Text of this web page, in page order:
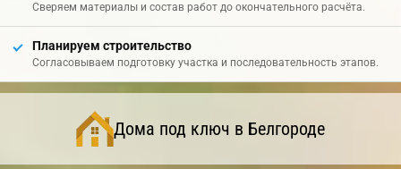
Сверяем материалы и состав работ до окончательного расчёта.
Планируем строительство
Согласовываем подготовку участка и последовательность этапов.
Дома под ключ в Белгороде